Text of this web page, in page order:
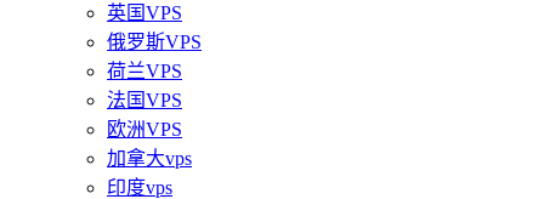
英国VPS
俄罗斯VPS
荷兰VPS
法国VPS
欧洲VPS
加拿大vps
印度vps